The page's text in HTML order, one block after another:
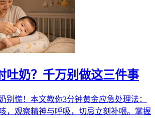
吐奶？千万别做这三件事
别慌！本文教你3分钟黄金应急处理法：
，观察精神与呼吸，切忌立刻补喂。掌握